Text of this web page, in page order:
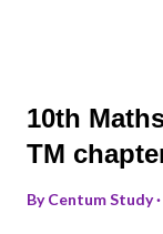
10th
TM
ByCentum Study